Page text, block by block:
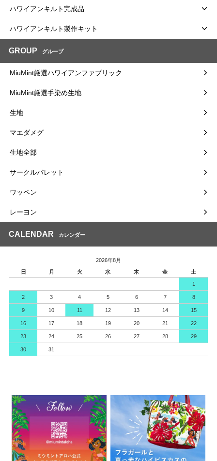
ハワイアンキルト完成品
ハワイアンキルト製作キット
GROUP グループ
MiuMint厳選ハワイアンファブリック
MiuMint厳選手染め生地
生地
マエダメグ
生地全部
サークルパレット
ワッペン
レーヨン
CALENDAR カレンダー
2026年8月
日
月 火 水 木 金 土
1
2 3 4 5 6 7 8
9 10 11 12 13 14 15
16 17 18 19 20 21 22
23 24 25 26 27 28 29
30 31